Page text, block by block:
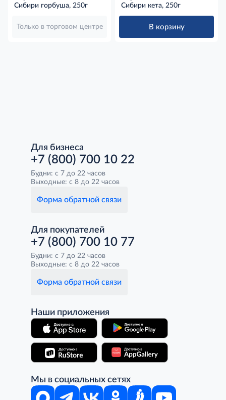
Сибири горбуша, 250г
Только в торговом центре
Сибири кета, 250г
В корзину
Для бизнеса
+7 (800) 700 10 22
Будни: с 7 до 22 часов
Выходные: с 8 до 22 часов
Форма обратной связи
Для покупателей
+7 (800) 700 10 77
Будни: с 7 до 22 часов
Выходные: с 8 до 22 часов
Форма обратной связи
Наши приложения
Мы в социальных сетях